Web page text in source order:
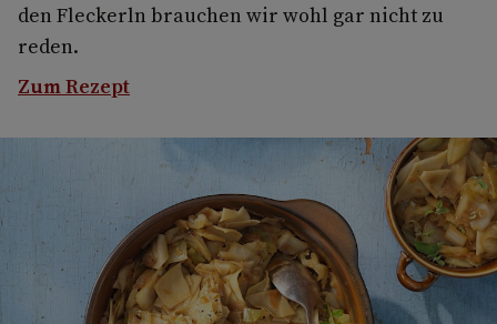
den Fleckerln brauchen wir wohl gar nicht zu
reden.
Zum Rezept